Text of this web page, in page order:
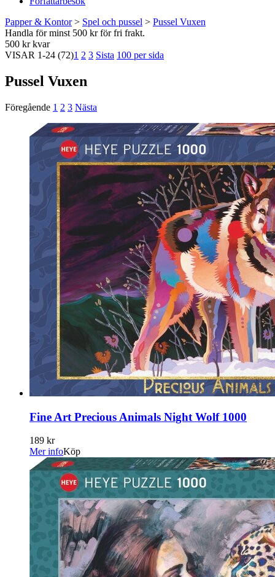
Papper & Kontor> Spel och pussel > Pussel Vuxen
Handla för minst 500 kr för fri frakt.
500 kr kvar
VISAR 1-24 (72)1 2 3 Sista 100 per sida
Pussel Vuxen
Föregående 1 2 3 Nästa
Fine Art Precious Animals Night Wolf 1000
189 kr
Mer infoKöp